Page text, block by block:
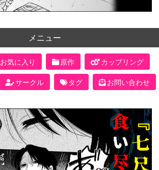
メニュー
お気に入り 原作
カップリング
サークル タグ お問い合わせ